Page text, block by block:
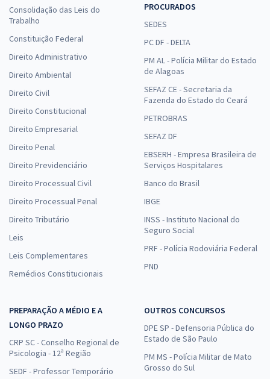
Consolidação das Leis do
Trabalho
Constituição Federal
Direito Administrativo
Direito Ambiental
Direito Civil
Direito Constitucional
Direito Empresarial
Direito Penal
Direito Previdenciário
Direito Processual Civil
Direito Processual Penal
Direito Tributário
Leis
Leis Complementares
Remédios Constitucionais
PROCURADOS
SEDES
PC DF - DELTA
PM AL - Polícia Militar do Estado
de Alagoas
SEFAZ CE - Secretaria da
Fazenda do Estado do Ceará
PETROBRAS
SEFAZ DF
EBSERH - Empresa Brasileira de
Serviços Hospitalares
Banco do Brasil
IBGE
INSS - Instituto Nacional do
Seguro Social
PRF - Polícia Rodoviária Federal
PND
PREPARAÇÃO A MÉDIO E A
LONGO PRAZO
CRP SC - Conselho Regional de
Psicologia - 12ª Região
SEDF - Professor Temporário
OUTROS CONCURSOS
DPE SP - Defensoria Pública do
Estado de São Paulo
PM MS - Polícia Militar de Mato
Grosso do Sul